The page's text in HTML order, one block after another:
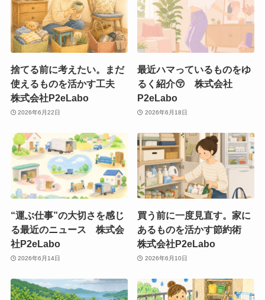
捨てる前に考えたい。まだ
使えるものを活かす工夫
株式会社P2eLabo
2026年6月22日
最近ハマっているものをゆ
るく紹介😚 株式会社
P2eLabo
2026年6月18日
“運ぶ仕事”の大切さを感じ
る最近のニュース 株式会
社P2eLabo
2026年6月14日
買う前に一度見直す。家に
あるものを活かす節約術
株式会社P2eLabo
2026年6月10日